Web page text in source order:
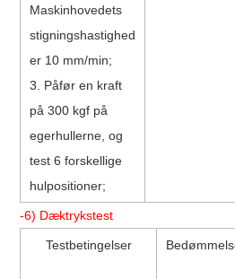
Maskinhovedets
stigningshastighed
er 10 mm/min;
3. Påfør en kraft
på 300 kgf på
egerhullerne, og
test 6 forskellige
hulpositioner;
-6) Dæktrykstest
Testbetingelser